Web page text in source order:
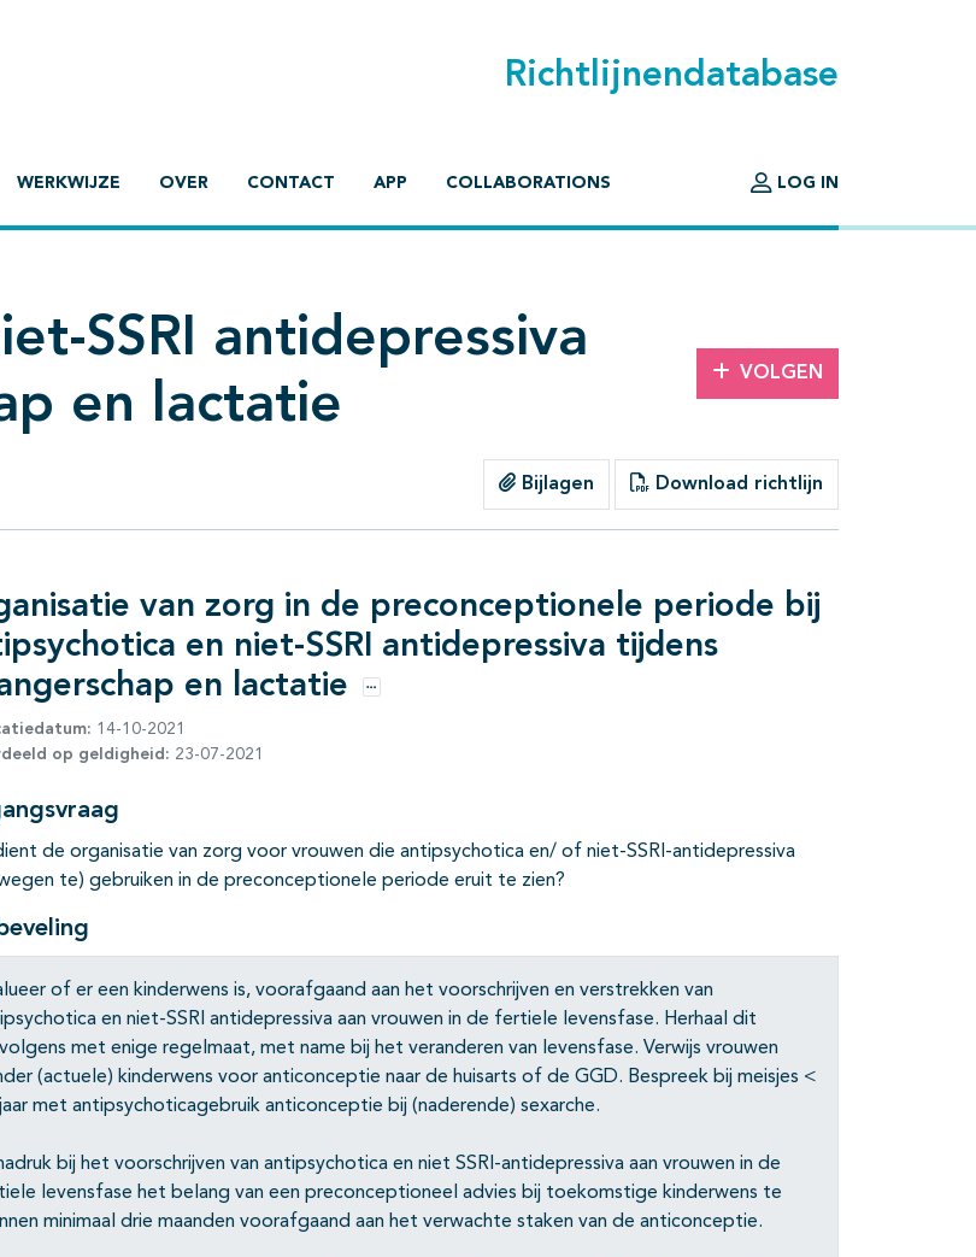
Richtlijnendatabase
WERKWIJZE OVER CONTACT APP COLLABORATIONS LOG IN
SSRI antidepressiva
en lactatie
VOLGEN
Bijlagen Download richtlijn
deze richtlijn
van zorg in de preconceptionele periode bij
en niet-SSRI antidepressiva tijdens
en lactatie
Opties
14-10-2021
op geldigheid: 23-07-2021
de organisatie van zorg voor vrouwen die antipsychotica en/ of niet-SSRI-antidepressiva
te) gebruiken in de preconceptionele periode eruit te zien?
of er een kinderwens is, voorafgaand aan het voorschrijven en verstrekken van
en niet-SSRI antidepressiva aan vrouwen in de fertiele levensfase. Herhaal dit
met enige regelmaat, met name bij het veranderen van levensfase. Verwijs vrouwen
(actuele) kinderwens voor anticonceptie naar de huisarts of de GGD. Bespreek bij meisjes <
met antipsychoticagebruik anticonceptie bij (naderende) sexarche.
bij het voorschrijven van antipsychotica en niet SSRI-antidepressiva aan vrouwen in de
levensfase het belang van een preconceptioneel advies bij toekomstige kinderwens te
minimaal drie maanden voorafgaand aan het verwachte staken van de anticonceptie.